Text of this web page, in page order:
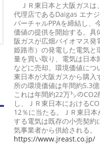
ＪＲ東日本と大阪ガスは
代理店であるDaigas エナ
バーチャルPPAを締結し、
価値の提供を開始する。具
阪ガスが広畑バイオマス発
姫路市）の発電した電気と
量を買い取り、電気は日本
などに売却。環境価値につ
東日本が大阪ガスから購入
所の環境価値は年間約5.3億
これは年間約22万㌧のCO2
し、ＪＲ東日本における
12％に当たる。ＪＲ東日本
する電気は既存の小売契約
気事業者から供給される。
https://www.jreast.co.jp/